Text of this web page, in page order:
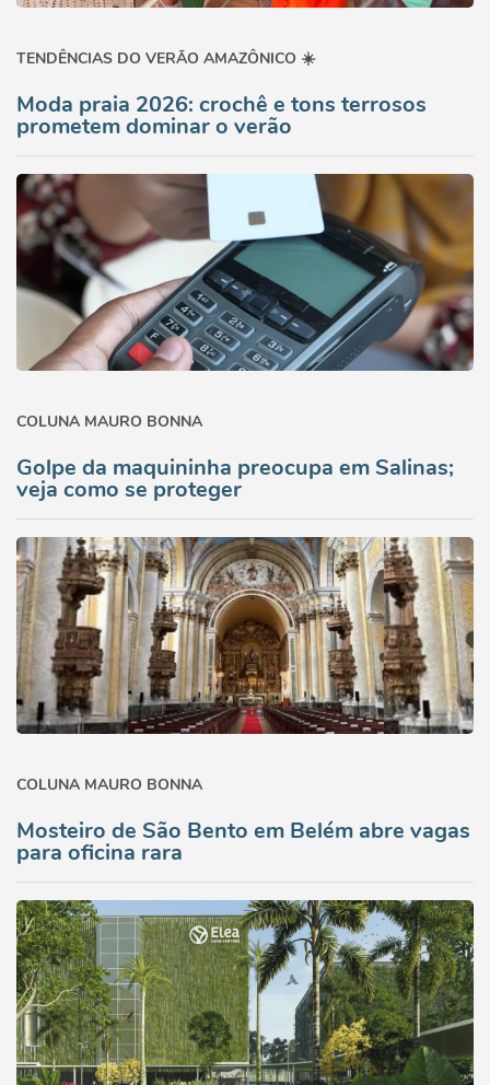
TENDÊNCIAS DO VERÃO AMAZÔNICO ☀️
Moda praia 2026: crochê e tons terrosos
prometem dominar o verão
COLUNA MAURO BONNA
Golpe da maquininha preocupa em Salinas;
veja como se proteger
COLUNA MAURO BONNA
Mosteiro de São Bento em Belém abre vagas
para oficina rara